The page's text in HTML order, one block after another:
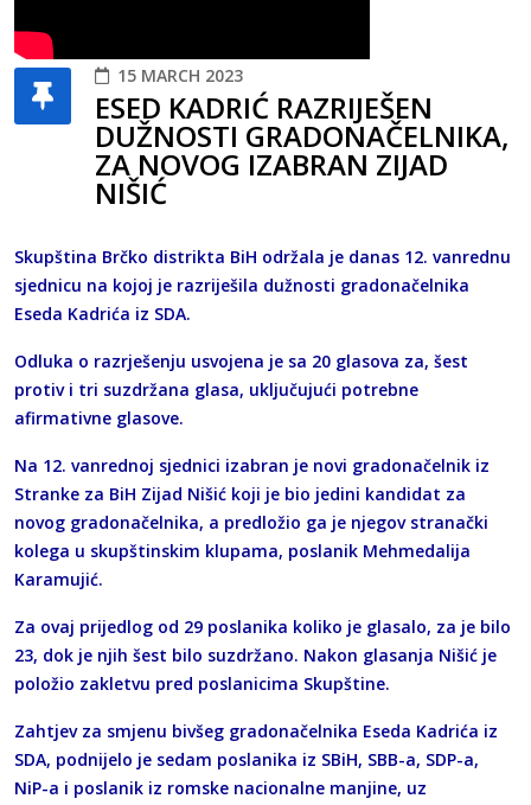
15 MARCH 2023
ESED KADRIĆ RAZRIJEŠEN
DUŽNOSTI GRADONAČELNIKA,
ZA NOVOG IZABRAN ZIJAD
NIŠIĆ
Skupština Brčko distrikta BiH održala je danas 12. vanrednu
sjednicu na kojoj je razriješila dužnosti gradonačelnika
Eseda Kadrića iz SDA.
Odluka o razrješenju usvojena je sa 20 glasova za, šest
protiv i tri suzdržana glasa, uključujući potrebne
afirmativne glasove.
Na 12. vanrednoj sjednici izabran je novi gradonačelnik iz
Stranke za BiH Zijad Nišić koji je bio jedini kandidat za
novog gradonačelnika, a predložio ga je njegov stranački
kolega u skupštinskim klupama, poslanik Mehmedalija
Karamujić.
Za ovaj prijedlog od 29 poslanika koliko je glasalo, za je bilo
23, dok je njih šest bilo suzdržano. Nakon glasanja Nišić je
položio zakletvu pred poslanicima Skupštine.
Zahtjev za smjenu bivšeg gradonačelnika Eseda Kadrića iz
SDA, podnijelo je sedam poslanika iz SBiH, SBB-a, SDP-a,
NiP-a i poslanik iz romske nacionalne manjine, uz